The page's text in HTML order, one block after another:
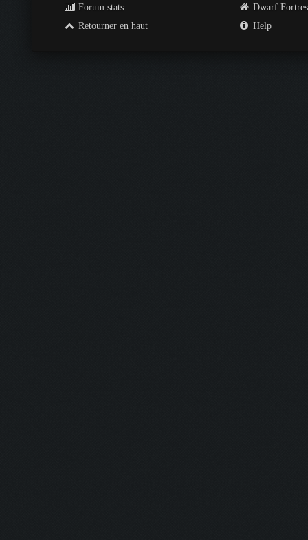
Forum stats
Retourner en haut
Dwarf
Help